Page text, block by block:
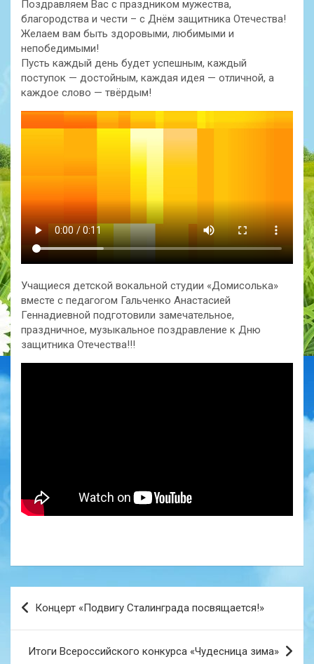
Поздравляем Вас с праздником мужества,
благородства и чести – с Днём защитника Отечества!
Желаем вам быть здоровыми, любимыми и
непобедимыми!
Пусть каждый день будет успешным, каждый
поступок — достойным, каждая идея — отличной, а
каждое слово — твёрдым!
Учащиеся детской вокальной студии «Домисолька»
вместе с педагогом Гальченко Анастасией
Геннадиевной подготовили замечательное,
праздничное, музыкальное поздравление к Дню
защитника Отечества!!!
Навигация
по
записям
Концерт «Подвигу Сталинграда посвящается!»
Итоги Всероссийского конкурса «Чудесница зима»